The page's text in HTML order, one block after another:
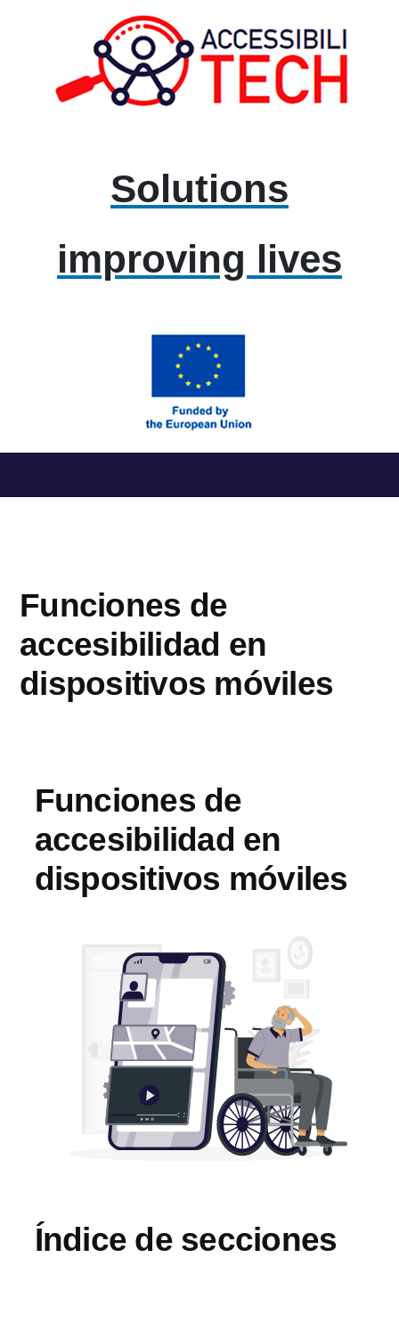
Solutions
improving lives
al
Funciones de
accesibilidad en
dispositivos móviles
Funciones de
accesibilidad en
dispositivos móviles
Índice de secciones